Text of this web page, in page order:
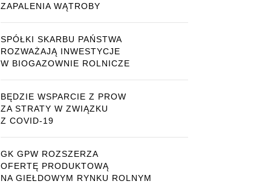
ZAPALENIA WĄTROBY
SPÓŁKI SKARBU PAŃSTWA
ROZWAŻAJĄ INWESTYCJE
W BIOGAZOWNIE ROLNICZE
BĘDZIE WSPARCIE Z PROW
ZA STRATY W ZWIĄZKU
Z COVID-19
GK GPW ROZSZERZA
OFERTĘ PRODUKTOWĄ
NA GIEŁDOWYM RYNKU ROLNYM